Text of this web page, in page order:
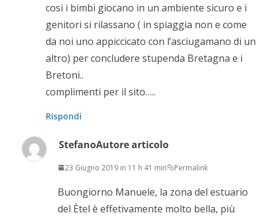
cosi i bimbi giocano in un ambiente sicuro e i
genitori si rilassano ( in spiaggia non e come
da noi uno appiccicato con l’asciugamano di un
altro) per concludere stupenda Bretagna e i
Bretoni..
complimenti per il sito…..
Rispondi
StefanoAutore articolo
23 Giugno 2019 in 11 h 41 min Permalink
Buongiorno Manuele, la zona del estuario
del Ètel è effetivamente molto bella, più